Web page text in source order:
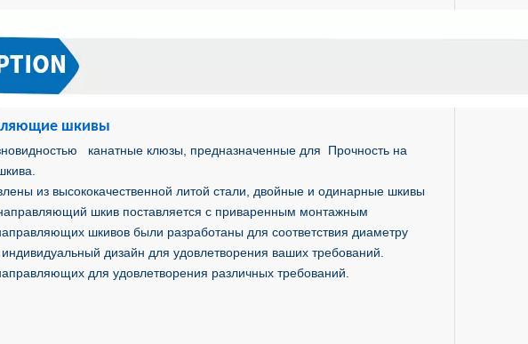
шкивы
канатные клюзы, предназначенные для Прочность на
из высококачественной литой стали, двойные и одинарные шкивы
шкив поставляется с приваренным монтажным
шкивов были разработаны для соответствия диаметру
дизайн для удовлетворения ваших требований.
для удовлетворения различных требований.